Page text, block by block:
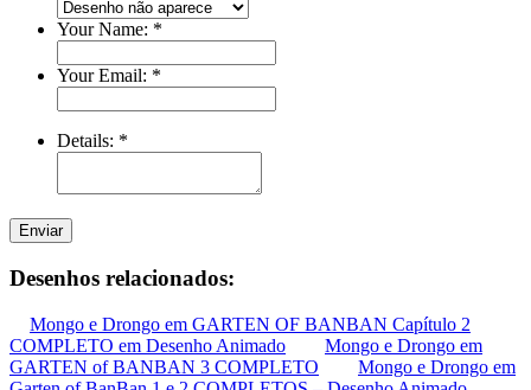
Your Name: *
Your Email: *
Details: *
Enviar
Desenhos relacionados:
Mongo e Drongo em GARTEN OF BANBAN Capítulo 2
COMPLETO em Desenho Animado
Mongo e Drongo em
GARTEN of BANBAN 3 COMPLETO
Mongo e Drongo em